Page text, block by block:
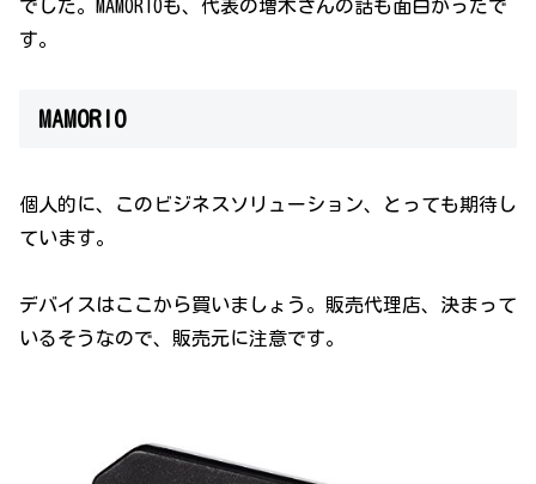
でした。MAMORIOも、代表の増木さんの話も面白かったで
す。
MAMORIO
個人的に、このビジネスソリューション、とっても期待し
ています。
デバイスはここから買いましょう。販売代理店、決まって
いるそうなので、販売元に注意です。